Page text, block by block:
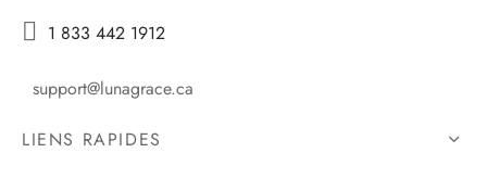
 1 833 442 1912
support@lunagrace.ca
LIENS RAPIDES